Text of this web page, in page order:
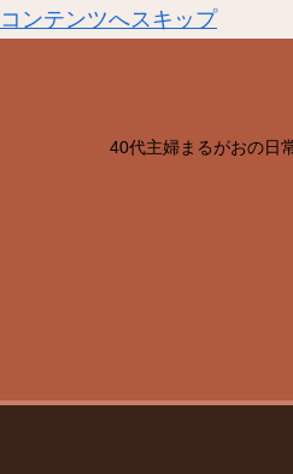
コンテンツへスキップ
40代主婦まるがおの日